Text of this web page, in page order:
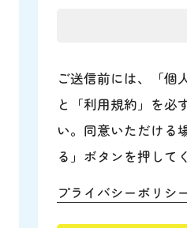
ご送信前には、「個
と「利用規約」を必
い。同意いただける
る」ボタンを押して
プライバシーポリシ